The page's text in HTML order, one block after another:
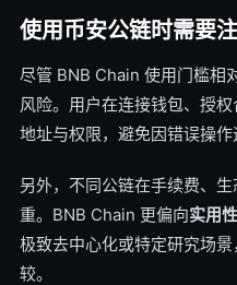
使用币安公链时需要
尽管 BNB Chain 使用门槛相
风险。用户在连接钱包、授
地址与权限，避免因错误操作
另外，不同公链在手续费、
重。BNB Chain 更偏向实用
极致去中心化或特定研究场
较。